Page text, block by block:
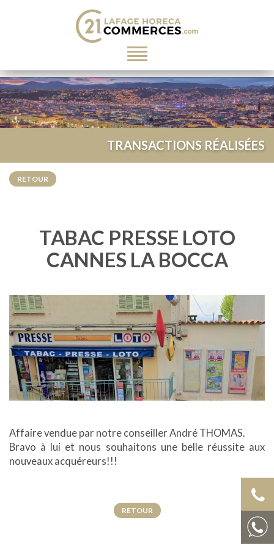
Toggle
navigation
TRANSACTIONS RÉALISÉES
RETOUR
TABAC PRESSE LOTO
CANNES LA BOCCA
Affaire vendue par notre conseiller André THOMAS.
Bravo à lui et nous souhaitons une belle réussite aux
nouveaux acquéreurs!!!
RETOUR